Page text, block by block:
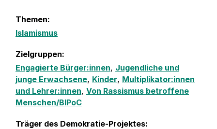
Themen:
Islamismus
Zielgruppen:
Engagierte Bürger:innen, Jugendliche und
junge Erwachsene, Kinder, Multiplikator:innen
und Lehrer:innen, Von Rassismus betroffene
Menschen/BIPoC
Träger des Demokratie-Projektes: